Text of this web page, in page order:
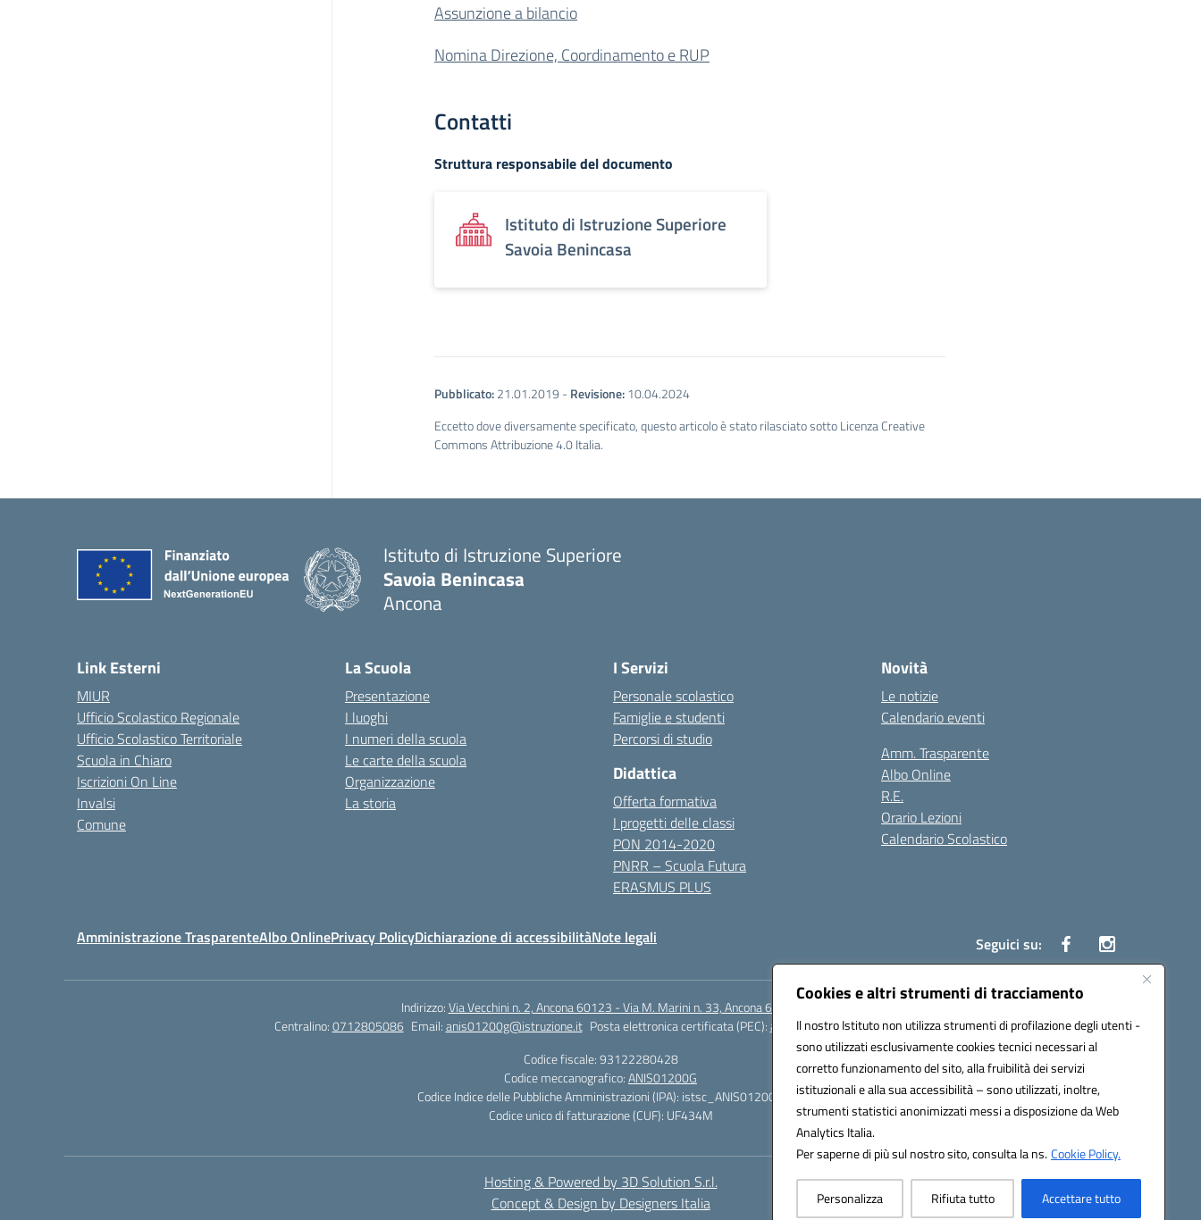
Cookies e altri strumenti di tracciamento
Il nostro Istituto non utilizza strumenti di profilazione degli utenti -
sono utilizzati esclusivamente cookies tecnici necessari al
corretto funzionamento del sito, alla fruibilità dei servizi
istituzionali e alla sua accessibilità – sono utilizzati, inoltre,
strumenti statistici anonimizzati messi a disposizione da Web
Analytics Italia.
Per saperne di più sul nostro sito, consulta la ns.Cookie Policy.
Personalizza Rifiuta tutto Accettare tutto
Assunzione a bilancio
Nomina Direzione, Coordinamento e RUP
Contatti
Struttura responsabile del documento
Istituto di Istruzione Superiore
Savoia Benincasa
Pubblicato:21.01.2019 -Revisione:10.04.2024
Eccetto dove diversamente specificato, questo articolo è stato rilasciato sotto Licenza Creative
Commons Attribuzione 4.0 Italia.
Istituto di Istruzione Superiore
Savoia Benincasa
Ancona
Link Esterni
MIUR
Ufficio Scolastico Regionale
Ufficio Scolastico Territoriale
Scuola in Chiaro
Iscrizioni On Line
Invalsi
Comune
La Scuola
Presentazione
I luoghi
I numeri della scuola
Le carte della scuola
Organizzazione
La storia
I Servizi
Personale scolastico
Famiglie e studenti
Percorsi di studio
Didattica
Offerta formativa
I progetti delle classi
PON 2014-2020
PNRR – Scuola Futura
ERASMUS PLUS
Novità
Le notizie
Calendario eventi
Amm. Trasparente
Albo Online
R.E.
Orario Lezioni
Calendario Scolastico
Amministrazione TrasparenteAlbo OnlinePrivacy PolicyDichiarazione di accessibilitàNote legali Seguici su:
Indirizzo:Via Vecchini n. 2, Ancona 60123 - Via M. Marini n. 33, Ancona 60129
Centralino:0712805086 Email:anis01200g@istruzione.it Posta elettronica certificata (PEC):anis01200g@pec.istruzione.it
Codice fiscale: 93122280428
Codice meccanografico:ANIS01200G
Codice Indice delle Pubbliche Amministrazioni (IPA): istsc_ANIS01200G
Codice unico di fatturazione (CUF): UF434M
Hosting & Powered by 3D Solution S.r.l.
Concept & Design by Designers Italia